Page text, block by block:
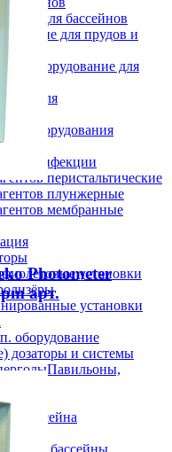
для бассейнов
для прудов и
Оборудование для
оборудования
дезинфекции
перистальтические
плунжерные
мембранные
установки
установки
оборудование
дозаторы и системы
Павильоны,
бассейна
бассейны
Photometer
арт.